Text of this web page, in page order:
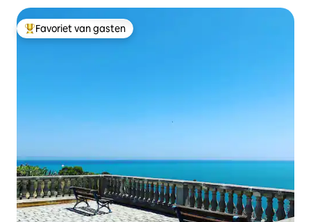
Topfavoriet van gasten
Favoriet van gasten